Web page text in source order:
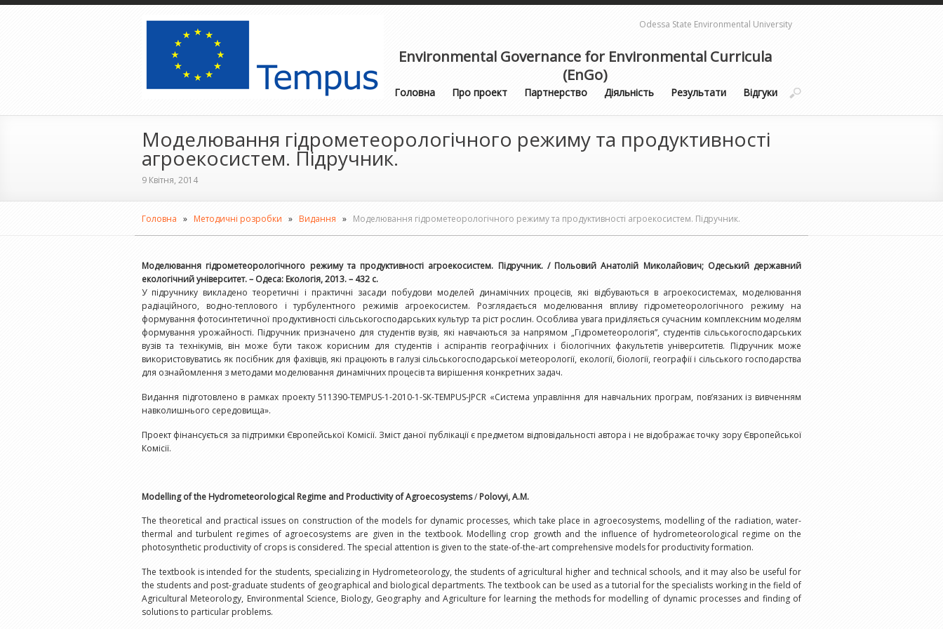
Odessa State Environmental University
Environmental Governance for Environmental Curricula
(EnGo)
Головна Про проект Партнерство Діяльність Результати Відгуки
Моделювання гідрометеорологічного режиму та продуктивності
агроекосистем. Підручник.
9 Квітня, 2014
Головна » Методичні розробки » Видання » Моделювання гідрометеорологічного режиму та продуктивності агроекосистем. Підручник.
Моделювання гідрометеорологічного режиму та продуктивності агроекосистем. Підручник. / Польовий Анатолій Миколайович; Одеський державний
екологічний університет. – Одеса: Екологія, 2013. – 432 с.
У підручнику викладено теоретичні і практичні засади побудови моделей динамічних процесів, які відбуваються в агроекосистемах, моделювання
радіаційного, водно-теплового і турбулентного режимів агроекосистем. Розглядається моделювання впливу гідрометеорологічного режиму на
формування фотосинтетичної продуктивності сільськогосподарських культур та ріст рослин. Особлива увага приділяється сучасним комплексним моделям
формування урожайності. Підручник призначено для студентів вузів, які навчаються за напрямом „Гідрометеорологія”, студентів сільськогосподарських
вузів та технікумів, він може бути також корисним для студентів і аспірантів географічних і біологічних факультетів університетів. Підручник може
використовуватись як посібник для фахівців, які працюють в галузі сільськогосподарської метеорології, екології, біології, географії і сільського господарства
для ознайомлення з методами моделювання динамічних процесів та вирішення конкретних задач.
Видання підготовлено в рамках проекту 511390-ТЕМРUS-1-2010-1-SК-ТЕМРUS-JРСR «Система управління для навчальних програм, пов’язаних із вивченням
навколишнього середовища».
Проект фінансується за підтримки Європейської Комісії. Зміст даної публікації є предметом відповідальності автора і не відображає точку зору Європейської
Комісії.
Modelling of the Hydrometeorological Regime and Productivity of Agroecosystems/Polovyi, A.М.
The theoretical and practical issues on construction of the models for dynamic processes, which take place in agroecosystems, modelling of the radiation, water-
thermal and turbulent regimes of agroecosystems are given in the textbook. Modelling crop growth and the influence of hydrometeorological regime on the
photosynthetic productivity of crops is considered. The special attention is given to the state-of-the-art comprehensive models for productivity formation.
The textbook is intended for the students, specializing in Hydrometeorology, the students of agricultural higher and technical schools, and it may also be useful for
the students and post-graduate students of geographical and biological departments. The textbook can be used as a tutorial for the specialists working in the field of
Agricultural Meteorology, Environmental Science, Biology, Geography and Agriculture for learning the methods for modelling of dynamic processes and finding of
solutions to particular problems.